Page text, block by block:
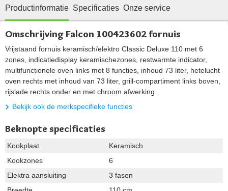
Productinformatie Specificaties Onze service
Omschrijving Falcon 100423602 fornuis
Vrijstaand fornuis keramisch/elektro Classic Deluxe 110 met 6
zones, indicatiedisplay keramischezones, restwarmte indicator,
multifunctionele oven links met 8 functies, inhoud 73 liter, hetelucht
oven rechts met inhoud van 73 liter, grill-compartiment links boven,
rijslade rechts onder en met chroom afwerking.
Bekijk ook de merkspecifieke functies
Beknopte specificaties
Kookplaat
Keramisch
Kookzones
6
Elektra aansluiting
3 fasen